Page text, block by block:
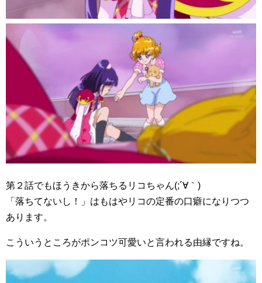
第２話でもほうきから落ちるリコちゃん(;´∀｀)
「落ちてないし！」はもはやリコの定番の口癖になりつつ
あります。
こういうところがポンコツ可愛いと言われる由縁ですね。